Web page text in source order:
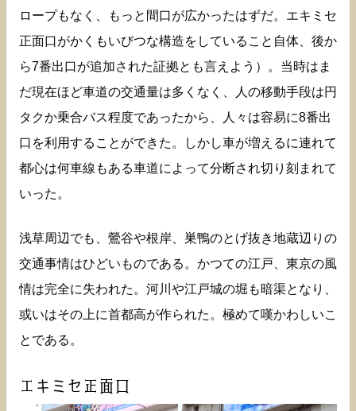
ロープもなく、もっと間口が広かったはずだ。エキミセ
正面口がかくもいびつな構造をしていること自体、後か
ら7番出口が追加された証拠とも言えよう）。当時はま
だ現在ほど車道の交通量は多くなく、人の移動手段は円
タクか乗合バス程度であったから、人々は容易に8番出
口を利用することができた。しかし車が増えるに連れて
都心は何車線もある車道によって分断され切り刻まれて
いった。
浅草周辺でも、鶯谷や根岸、巣鴨のとげ抜き地蔵辺りの
交通事情はひどいものである。かつての江戸、東京の風
情は完全に失われた。河川や江戸城の堀も暗渠となり、
或いはその上に首都高が作られた。極めて嘆かわしいこ
とである。
エキミセ正面口